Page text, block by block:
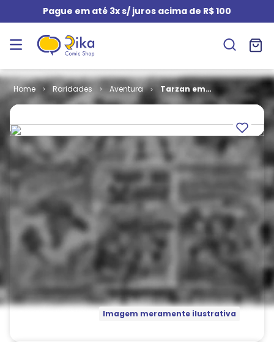
Pague em até 3x s/ juros acima de R$ 100
Raridades Aventura
Tarzan em
Cores - 2ª
Imagem meramente ilustrativa